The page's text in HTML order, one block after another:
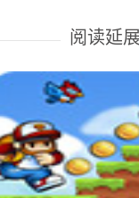
阅读延